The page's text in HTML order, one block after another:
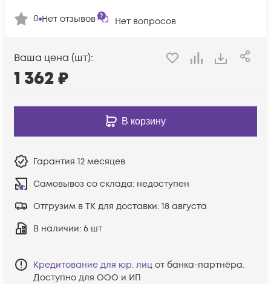
0 Нет отзывов Нет вопросов
Ваша цена (шт):
1 362₽
В корзину
Гарантия 12 месяцев
Самовывоз со склада: недоступен
Отгрузим в ТК для доставки: 18 августа
В наличии: 6 шт
Кредитование для юр. лиц от банка-партнёра.
Доступно для ООО и ИП